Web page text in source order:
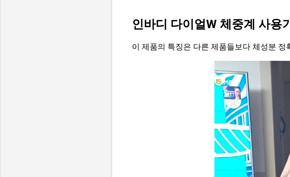
인바디 다이얼W 체중계 사용기
이 제품의 특징은 다른 제품들보다 체성분 정